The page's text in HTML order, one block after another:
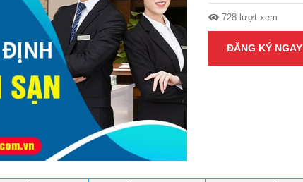
728 lượt xem
ĐĂNG KÝ NGAY